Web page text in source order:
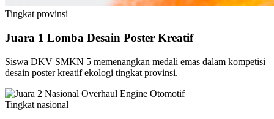
Tingkat provinsi
Juara 1 Lomba Desain Poster Kreatif
Siswa DKV SMKN 5 memenangkan medali emas dalam kompetisi
desain poster kreatif ekologi tingkat provinsi.
Tingkat nasional